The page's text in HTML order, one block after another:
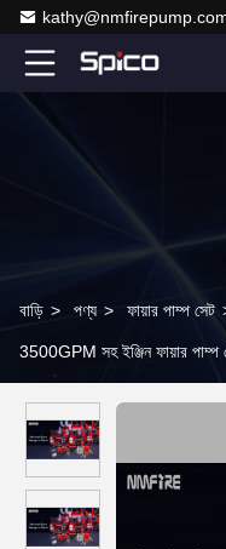
বাড়ি > পণ্য > ফায়ার পাম্প সেট
3500GPM সহ ইঞ্জিন ফায়ার পাম্প